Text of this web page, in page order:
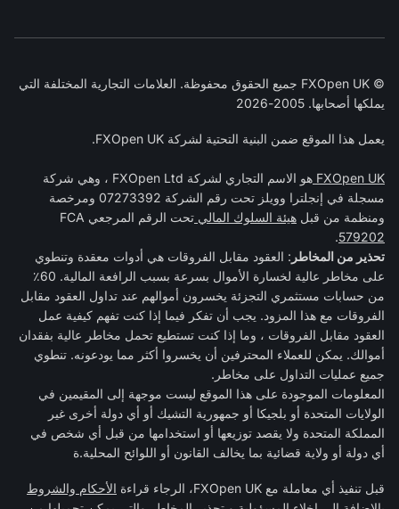
© FXOpen UK جميع الحقوق محفوظة. العلامات التجارية المختلفة التي
يملكها أصحابها. 2005-2026
يعمل هذا الموقع ضمن البنية التحتية لشركة FXOpen UK.
FXOpen UK
هو الاسم التجاري لشركة FXOpen Ltd ، وهي شركة
مسجلة في إنجلترا وويلز تحت رقم الشركة 07273392 ومرخصة
ومنظمة من قبل هيئة السلوك المالي تحت الرقم المرجعي FCA
579202
.
تحذير من المخاطر : العقود مقابل الفروقات هي أدوات معقدة وتنطوي
على مخاطر عالية لخسارة الأموال بسرعة بسبب الرافعة المالية. 60٪
من حسابات مستثمري التجزئة يخسرون أموالهم عند تداول العقود مقابل
الفروقات مع هذا المزود. يجب أن تفكر فيما إذا كنت تفهم كيفية عمل
العقود مقابل الفروقات ، وما إذا كنت تستطيع تحمل مخاطر عالية بفقدان
أموالك. يمكن للعملاء المحترفين أن يخسروا أكثر مما يودعونه. تنطوي
جميع عمليات التداول على مخاطر.
المعلومات الموجودة على هذا الموقع ليست موجهة إلى المقيمين في
الولايات المتحدة أو بلجيكا أو جمهورية التشيك أو أي دولة أخرى غير
المملكة المتحدة ولا يقصد توزيعها أو استخدامها من قبل أي شخص في
أي دولة أو ولاية قضائية بما يخالف القانون أو اللوائح المحلية.ة
قبل تنفيذ أي معاملة مع FXOpen UK، الرجاء قراءة
الأحكام والشروط